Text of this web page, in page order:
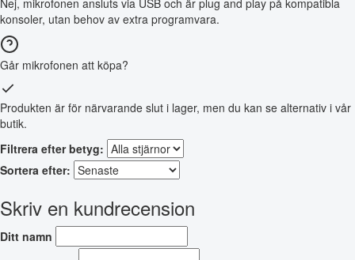
Nej, mikrofonen ansluts via USB och är plug and play på kompatibla
konsoler, utan behov av extra programvara.
Går mikrofonen att köpa?
Produkten är för närvarande slut i lager, men du kan se alternativ i vår
butik.
Filtrera efter betyg:
Sortera efter:
Skriv en kundrecension
Ditt namn